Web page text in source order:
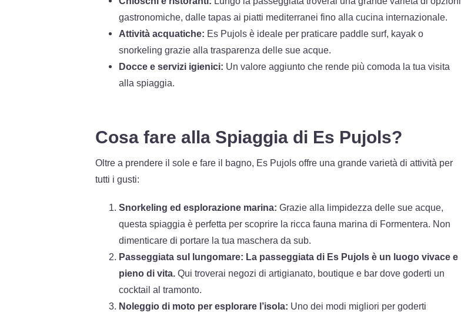
gastronomiche, dalle tapas ai piatti mediterranei fino alla cucina internazionale.
Attività acquatiche: Es Pujols è ideale per praticare paddle surf, kayak o
snorkeling grazie alla trasparenza delle sue acque.
Docce e servizi igienici: Un valore aggiunto che rende più comoda la tua visita
alla spiaggia.
Cosa fare alla Spiaggia di Es Pujols?
Oltre a prendere il sole e fare il bagno, Es Pujols offre una grande varietà di attività per
tutti i gusti:
Snorkeling ed esplorazione marina: Grazie alla limpidezza delle sue acque,
questa spiaggia è perfetta per scoprire la ricca fauna marina di Formentera. Non
dimenticare di portare la tua maschera da sub.
Passeggiata sul lungomare: La passeggiata di Es Pujols è un luogo vivace e
pieno di vita. Qui troverai negozi di artigianato, boutique e bar dove goderti un
cocktail al tramonto.
Noleggio di moto per esplorare l’isola: Uno dei modi migliori per goderti